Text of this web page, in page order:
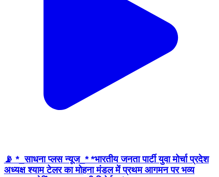
📡 *_साधना प्लस न्यूज_* *भारतीय जनता पार्टी युवा मोर्चा प्रदेश
अध्यक्ष श्याम टेलर का मोहना मंडल में प्रथम आगमन पर भव्य